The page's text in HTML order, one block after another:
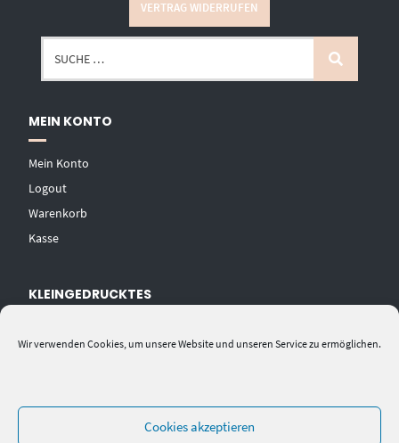
Wir verwenden Cookies, um unsere Website und unseren Service zu ermöglichen.
Cookies akzeptieren
VERTRAG WIDERRUFEN
MEIN KONTO
Mein Konto
Logout
Warenkorb
Kasse
KLEINGEDRUCKTES
Impressum